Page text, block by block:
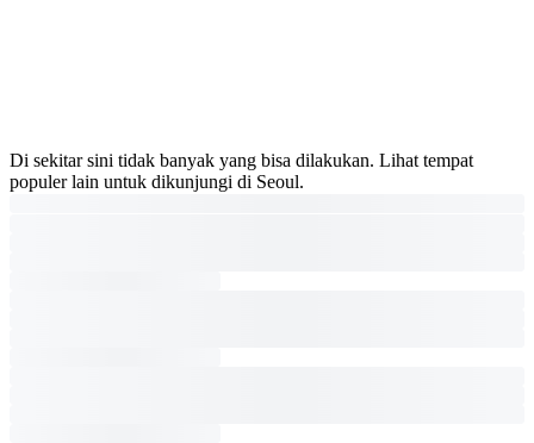
Di sekitar sini tidak banyak yang bisa dilakukan. Lihat tempat
populer lain untuk dikunjungi di Seoul.